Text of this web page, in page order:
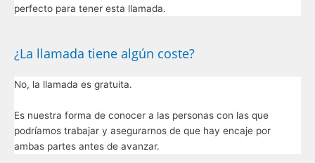
perfecto para tener esta llamada.
¿La llamada tiene algún coste?
No, la llamada es gratuita.
Es nuestra forma de conocer a las personas con las que
podríamos trabajar y asegurarnos de que hay encaje por
ambas partes antes de avanzar.